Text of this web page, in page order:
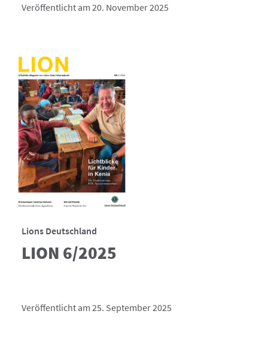
Veröffentlicht am 20. November 2025
Lions Deutschland
LION 6/2025
Veröffentlicht am 25. September 2025